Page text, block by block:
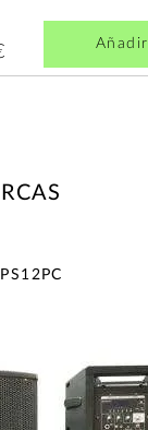
Añadir